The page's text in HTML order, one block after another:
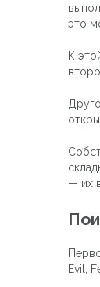
это
К
— их
Evil,